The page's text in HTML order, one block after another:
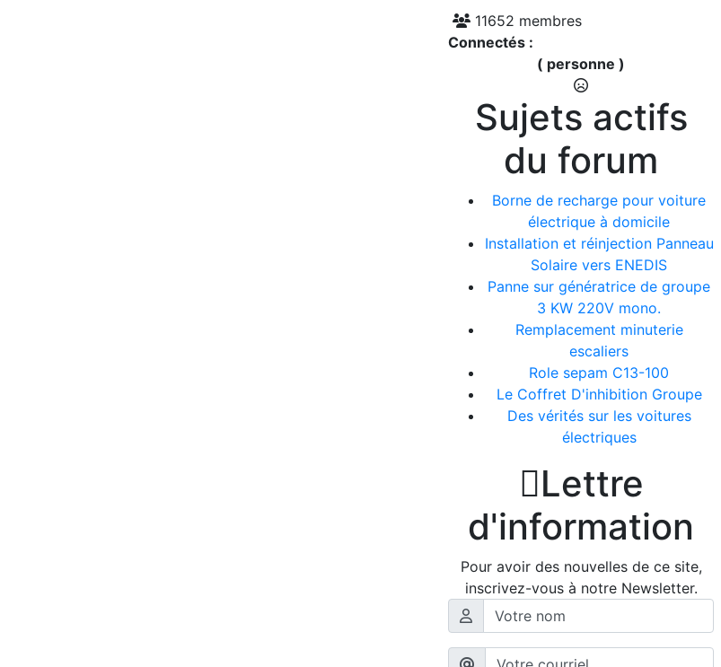
11652 membres
Connectés :
( personne )
Sujets actifs
du forum
Borne de recharge pour voiture
électrique à domicile
Installation et réinjection Panneau
Solaire vers ENEDIS
Panne sur génératrice de groupe
3 KW 220V mono.
Remplacement minuterie
escaliers
Role sepam C13-100
Le Coffret D'inhibition Groupe
Des vérités sur les voitures
électriques
Lettre
d'information
Pour avoir des nouvelles de ce site,
inscrivez-vous à notre Newsletter.